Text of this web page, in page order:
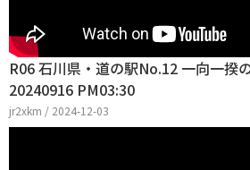
R06 石川県・道の駅No.12 一向一揆
20240916 PM03:30
jr2xkm / 2024-12-03